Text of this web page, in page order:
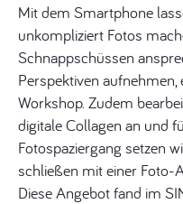
Mit dem Smartphone
unkompliziert Fotos
Schnappschüssen
Perspektiven
Workshop. Zudem
digitale Collagen an und
Fotospaziergang setzen
schließen mit einer Foto-
Diese Angebot fand im